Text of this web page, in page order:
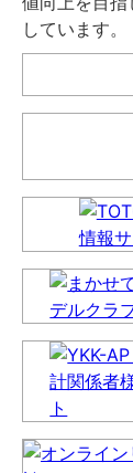
しています。